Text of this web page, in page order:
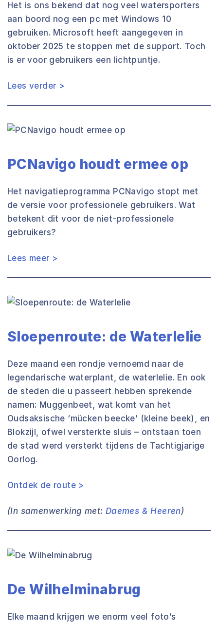
Het is ons bekend dat nog veel watersporters
aan boord nog een pc met Windows 10
gebruiken. Microsoft heeft aangegeven in
oktober 2025 te stoppen met de support. Toch
is er voor gebruikers een lichtpuntje.
Lees verder >
PCNavigo houdt ermee op
Het navigatieprogramma PCNavigo stopt met
de versie voor professionele gebruikers. Wat
betekent dit voor de niet-professionele
gebruikers?
Lees meer >
Sloepenroute: de Waterlelie
Deze maand een rondje vernoemd naar de
legendarische waterplant, de waterlelie. En ook
de steden die u passeert hebben sprekende
namen: Muggenbeet, wat komt van het
Oudsaksische ‘mücken beecke’ (kleine beek), en
Blokzijl, ofwel versterkte sluis – ontstaan toen
de stad werd versterkt tijdens de Tachtigjarige
Oorlog.
Ontdek de route >
(In samenwerking met: Daemes & Heeren)
De Wilhelminabrug
Elke maand krijgen we enorm veel foto’s